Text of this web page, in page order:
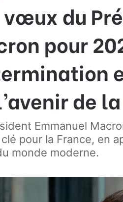
vœux du
pour
de
Emmanuel
pour la France, en
monde moderne.